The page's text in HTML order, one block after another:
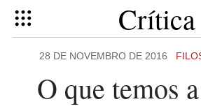
Crítica
28 DE NOVEMBRO DE 2016
O que temos